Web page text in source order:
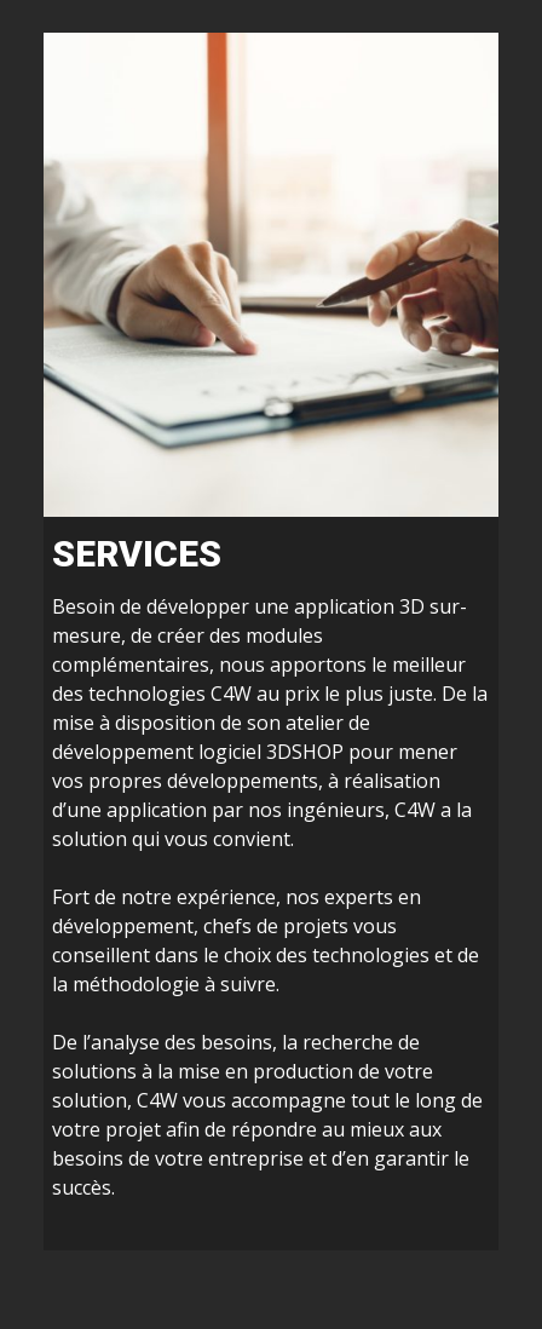
SERVICES
Besoin de développer une application 3D sur-
mesure, de créer des modules
complémentaires, nous apportons le meilleur
des technologies C4W au prix le plus juste. De la
mise à disposition de son atelier de
développement logiciel 3DSHOP pour mener
vos propres développements, à réalisation
d’une application par nos ingénieurs, C4W a la
solution qui vous convient.
Fort de notre expérience, nos experts en
développement, chefs de projets vous
conseillent dans le choix des technologies et de
la méthodologie à suivre.
De l’analyse des besoins, la recherche de
solutions à la mise en production de votre
solution, C4W vous accompagne tout le long de
votre projet afin de répondre au mieux aux
besoins de votre entreprise et d’en garantir le
succès.